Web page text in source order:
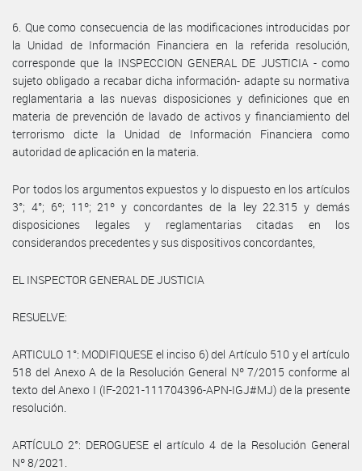
6. Que como consecuencia de las modificaciones introducidas por
la Unidad de Información Financiera en la referida resolución,
corresponde que la INSPECCION GENERAL DE JUSTICIA - como
sujeto obligado a recabar dicha información- adapte su normativa
reglamentaria a las nuevas disposiciones y definiciones que en
materia de prevención de lavado de activos y financiamiento del
terrorismo dicte la Unidad de Información Financiera como
autoridad de aplicación en la materia.
Por todos los argumentos expuestos y lo dispuesto en los artículos
3°; 4°; 6º; 11º; 21º y concordantes de la ley 22.315 y demás
disposiciones legales y reglamentarias citadas en los
considerandos precedentes y sus dispositivos concordantes,
EL INSPECTOR GENERAL DE JUSTICIA
RESUELVE:
ARTICULO 1°: MODIFIQUESE el inciso 6) del Artículo 510 y el artículo
518 del Anexo A de la Resolución General Nº 7/2015 conforme al
texto del Anexo I (IF-2021-111704396-APN-IGJ#MJ) de la presente
resolución.
ARTÍCULO 2°: DEROGUESE el artículo 4 de la Resolución General
Nº 8/2021.